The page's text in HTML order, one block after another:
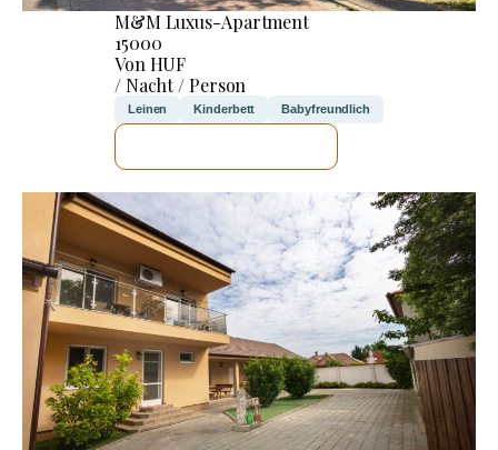
M&M Luxus-Apartment
15000
Von HUF
/ Nacht / Person
Leinen Kinderbett Babyfreundlich